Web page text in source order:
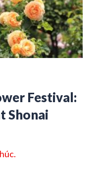
Festival:
Shonai